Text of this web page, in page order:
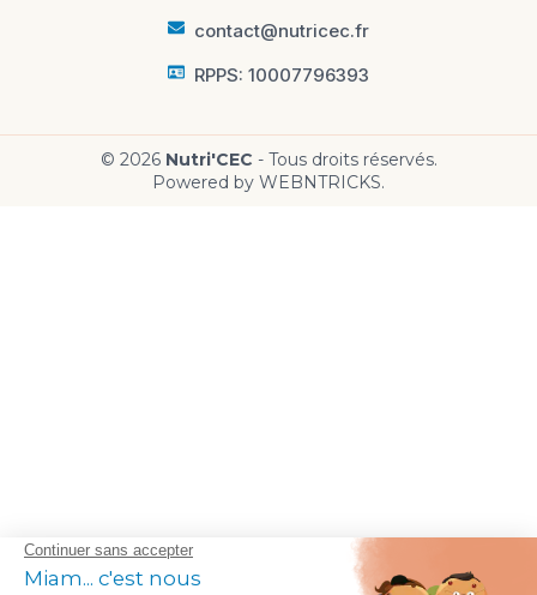
contact@nutricec.fr
RPPS: 10007796393
© 2026 Nutri'CEC - Tous droits réservés.
Powered by WEBNTRICKS.